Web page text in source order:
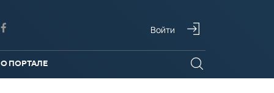
Войти
О ПОРТАЛЕ